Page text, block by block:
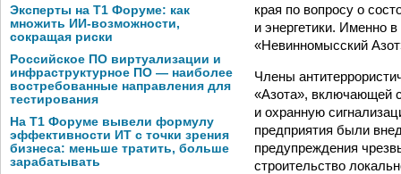
Эксперты на Т1 Форуме: как
множить ИИ-возможности,
сокращая риски
Российское ПО виртуализации и
инфраструктурное ПО — наиболее
востребованные направления для
тестирования
На Т1 Форуме вывели формулу
эффективности ИТ с точки зрения
бизнеса: меньше тратить, больше
зарабатывать
края по вопросу о
и энергетики. Именно
«Невинномысский
Члены
«Азота», включающей
и охранную
предприятия были
предупреждения
строительство